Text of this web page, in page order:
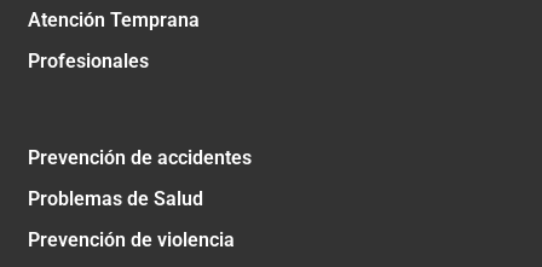
Atención Temprana
Profesionales
Prevención de accidentes
Problemas de Salud
Prevención de violencia